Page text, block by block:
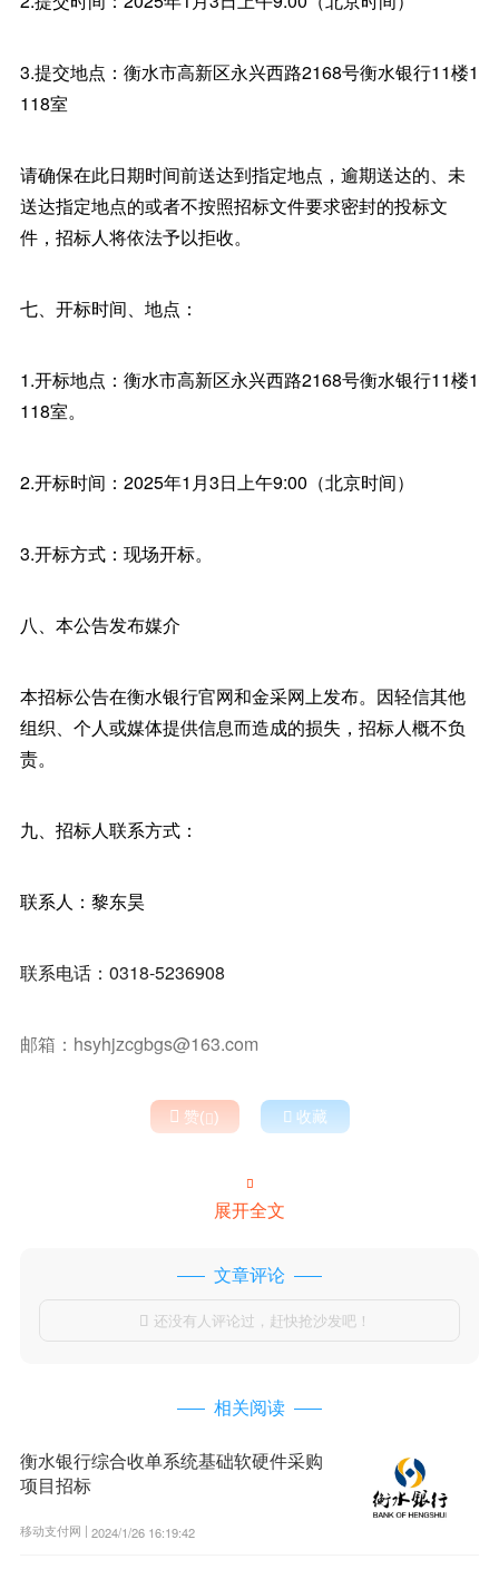
3.提交地点：衡水市高新区永兴西路2168号衡水银行11楼1
118室
请确保在此日期时间前送达到指定地点，逾期送达的、未
送达指定地点的或者不按照招标文件要求密封的投标文
件，招标人将依法予以拒收。
七、开标时间、地点：
1.开标地点：衡水市高新区永兴西路2168号衡水银行11楼1
118室。
2.开标时间：2025年1月3日上午9:00（北京时间）
3.开标方式：现场开标。
八、本公告发布媒介
本招标公告在衡水银行官网和金采网上发布。因轻信其他
组织、个人或媒体提供信息而造成的损失，招标人概不负
责。
九、招标人联系方式：
联系人：黎东昊
联系电话：0318-5236908
邮箱：hsyhjzcgbgs@163.com
 赞()  收藏

展开全文
文章评论
 还没有人评论过，赶快抢沙发吧！
相关阅读
衡水银行综合收单系统基础软硬件采购
项目招标
移动支付网 | 2024/1/26 16:19:42